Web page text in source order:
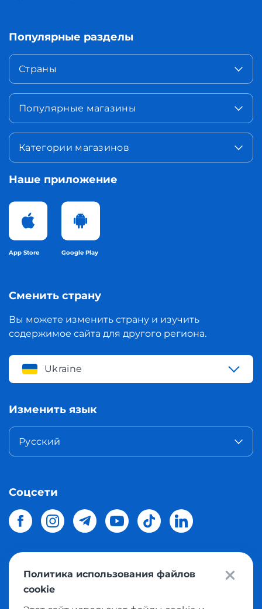
Популярные разделы
Страны
Популярные магазины
Категории магазинов
Наше приложение
App Store Google Play
Сменить страну
Вы можете изменить страну и изучить
содержимое сайта для другого региона.
Ukraine
Изменить язык
Русский
Соцсети
© 2026 Meest Shoppingдоставка покупок с интернет
магазинов мира в Украину.
Политика использования файлов
cookie